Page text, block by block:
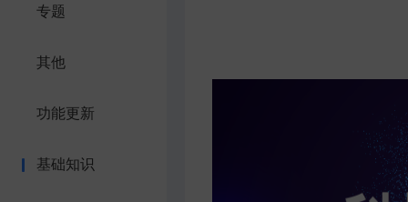
专题
其他
功能更新
基础知识